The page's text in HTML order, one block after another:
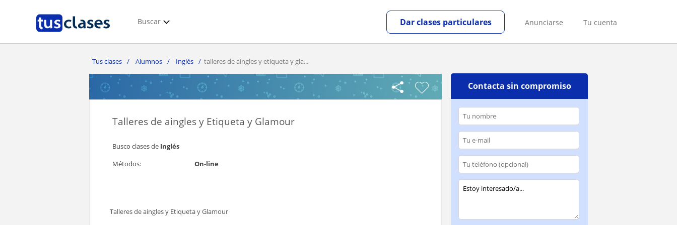
Buscar Anunciarse Tu cuenta
Dar clases particulares
Tus clases Alumnos Inglés talleres de aingles y etiqueta y gla...
Talleres de aingles y Etiqueta y Glamour
Busco clases de Inglés
Métodos:
On-line
Talleres de aingles y Etiqueta y Glamour
Contacta sin compromiso